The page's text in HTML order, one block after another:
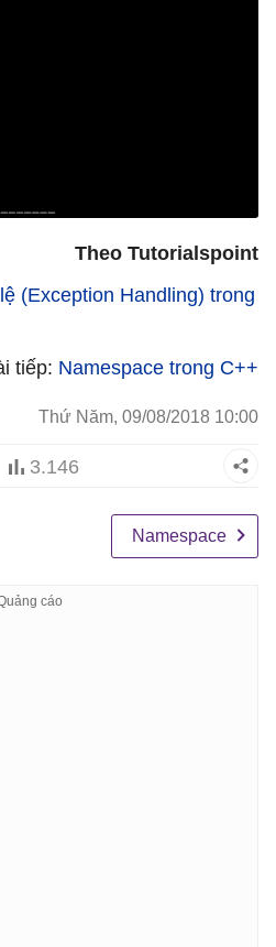
Theo Tutorialspoint
(Exception Handling) trong
tiếp: Namespace trong C++
Thứ Năm, 09/08/2018 10:00
3.146
Namespace